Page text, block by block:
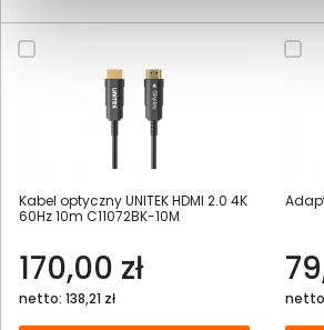
Kabel optyczny UNITEK HDMI 2.0 4K
60Hz 10m C11072BK-10M
170,00 zł
netto: 138,21 zł